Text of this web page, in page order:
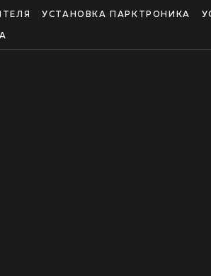
УСТАНОВКА ПАРКТРОНИКА